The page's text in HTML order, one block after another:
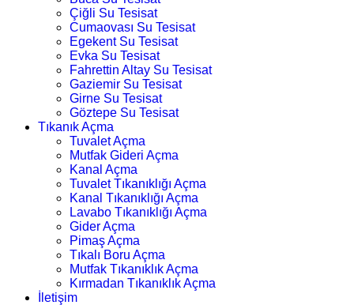
Çiğli Su Tesisat
Cumaovası Su Tesisat
Egekent Su Tesisat
Evka Su Tesisat
Fahrettin Altay Su Tesisat
Gaziemir Su Tesisat
Girne Su Tesisat
Göztepe Su Tesisat
Tıkanık Açma
Tuvalet Açma
Mutfak Gideri Açma
Kanal Açma
Tuvalet Tıkanıklığı Açma
Kanal Tıkanıklığı Açma
Lavabo Tıkanıklığı Açma
Gider Açma
Pimaş Açma
Tıkalı Boru Açma
Mutfak Tıkanıklık Açma
Kırmadan Tıkanıklık Açma
İletişim